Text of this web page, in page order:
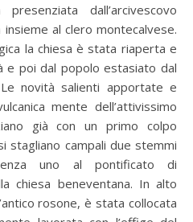
dall’arcivescovo
al clero montecalvese.
la chiesa è stata riaperta e
e poi dal popolo estasiato dal
novità salienti apportate e
mente dell’attivissimo
già con un primo colpo
stagliano campali due stemmi
uno al pontificato di
chiesa beneventana. In alto
rosone, è stata collocata